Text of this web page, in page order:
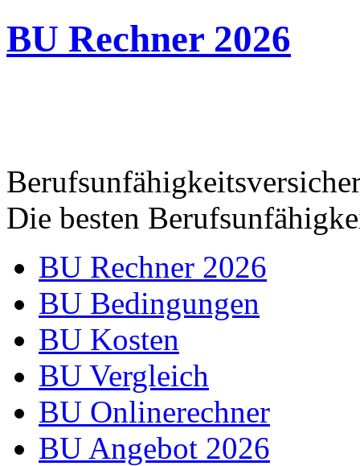
BU Rechner 2026
Die besten
BU Rechner 2026
BU Bedingungen
BU Kosten
BU Vergleich
BU Onlinerechner
BU Angebot 2026